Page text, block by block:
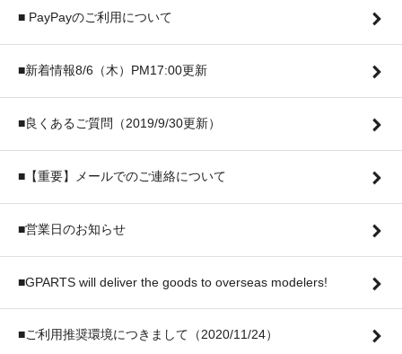
■ PayPayのご利用について
■新着情報8/6（木）PM17:00更新
■良くあるご質問（2019/9/30更新）
■【重要】メールでのご連絡について
■営業日のお知らせ
■GPARTS will deliver the goods to overseas modelers!
■ご利用推奨環境につきまして（2020/11/24）